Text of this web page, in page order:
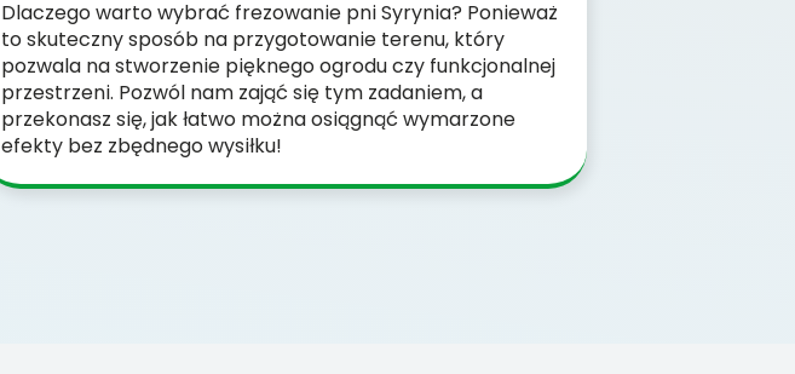
Dlaczego warto wybrać frezowanie pni Syrynia? Ponieważ
to skuteczny sposób na przygotowanie terenu, który
pozwala na stworzenie pięknego ogrodu czy funkcjonalnej
przestrzeni. Pozwól nam zająć się tym zadaniem, a
przekonasz się, jak łatwo można osiągnąć wymarzone
efekty bez zbędnego wysiłku!